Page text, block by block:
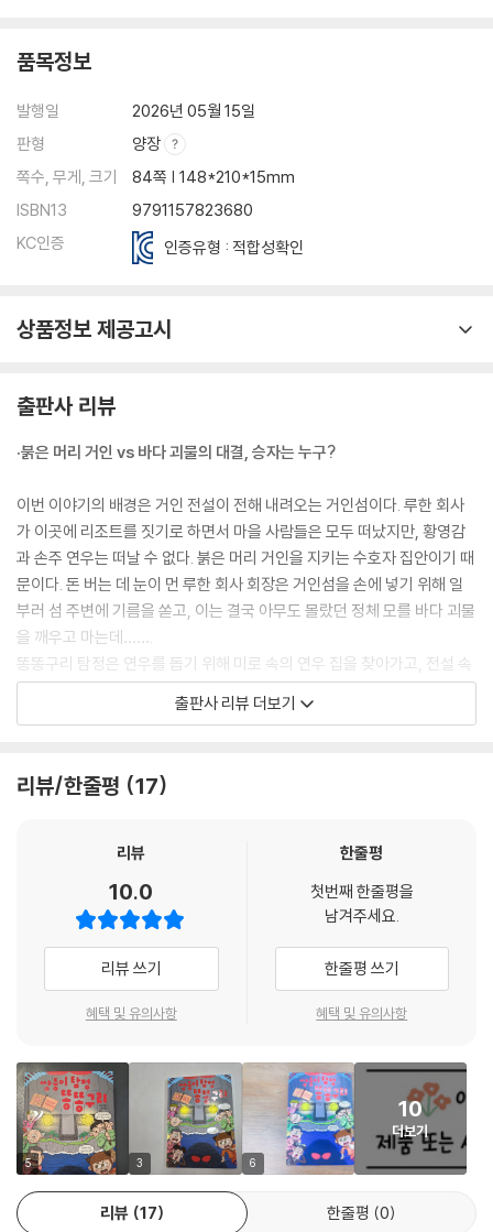
품목정보
발행일
2026년 05월 15일
판형
양장
쪽수, 무게, 크기
84쪽 | 148*210*15mm
ISBN13
9791157823680
KC인증
인증유형 : 적합성확인
상품정보 제공고시
출판사 리뷰
·붉은 머리 거인 vs 바다 괴물의 대결, 승자는 누구?
이번 이야기의 배경은 거인 전설이 전해 내려오는 거인섬이다. 루한 회사
가 이곳에 리조트를 짓기로 하면서 마을 사람들은 모두 떠났지만, 황영감
과 손주 연우는 떠날 수 없다. 붉은 머리 거인을 지키는 수호자 집안이기 때
문이다. 돈 버는 데 눈이 먼 루한 회사 회장은 거인섬을 손에 넣기 위해 일
부러 섬 주변에 기름을 쏟고, 이는 결국 아무도 몰랐던 정체 모를 바다 괴물
을 깨우고 마는데…….
똥똥구리 탐정은 연우를 돕기 위해 미로 속의 연우 집을 찾아가고, 전설 속
의 암호를 풀어내 바다 괴물의 정체를 알아낸다. 지하 창고의 열쇠를 찾아
내고, 붉은 머리 거인이 한 알쏭달쏭한 말의 뜻을 알아채 붉은 머리 거인을
기, 미로 찾기 등 재미있는 활동을 할 수 있다.
·미션, 1년 안에 100가지 사건을 해결하라!
쌍둥이 탐정 똥똥구리의 정체는 말똥구리와 소똥구리이다. 이들이 탐정이
되어 사방팔방 뛰어다니는 이유는 단 한 가지! 옥황상제가 1년 안에 100가
지 사건을 해결하면, 똥똥구리의 소원대로 영원히 사람으로 살 수 있게 해
·들어는 봤나? 변신 탐정!
똥똥구리는 똥을 얹은 듯한 헤어스타일이 범상치 않다. 소똥구리 탐정은
똥에 대한 지식을 총동원하여 똥 폭탄을 제조하고, 말똥구리 탐정은 똥 굴
리기로 단련된 다리로 멋진 발차기를 날린다. ‘변신 탐정’이란 설정은 이야
기를 더해 갈수록 재미있는 역할을 한다.
출판사 리뷰 더보기
리뷰/한줄평 17
리뷰
10.0
리뷰 쓰기
혜택 및 유의사항
한줄평
첫번째 한줄평을
남겨주세요.
한줄평 쓰기
혜택 및 유의사항
5 3 6
10
더보기
리뷰 17 한줄평 0